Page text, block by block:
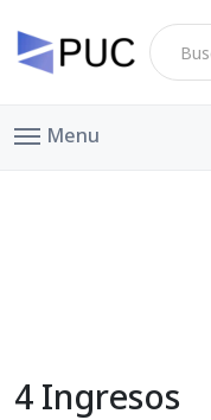
Menu
4 Ingresos